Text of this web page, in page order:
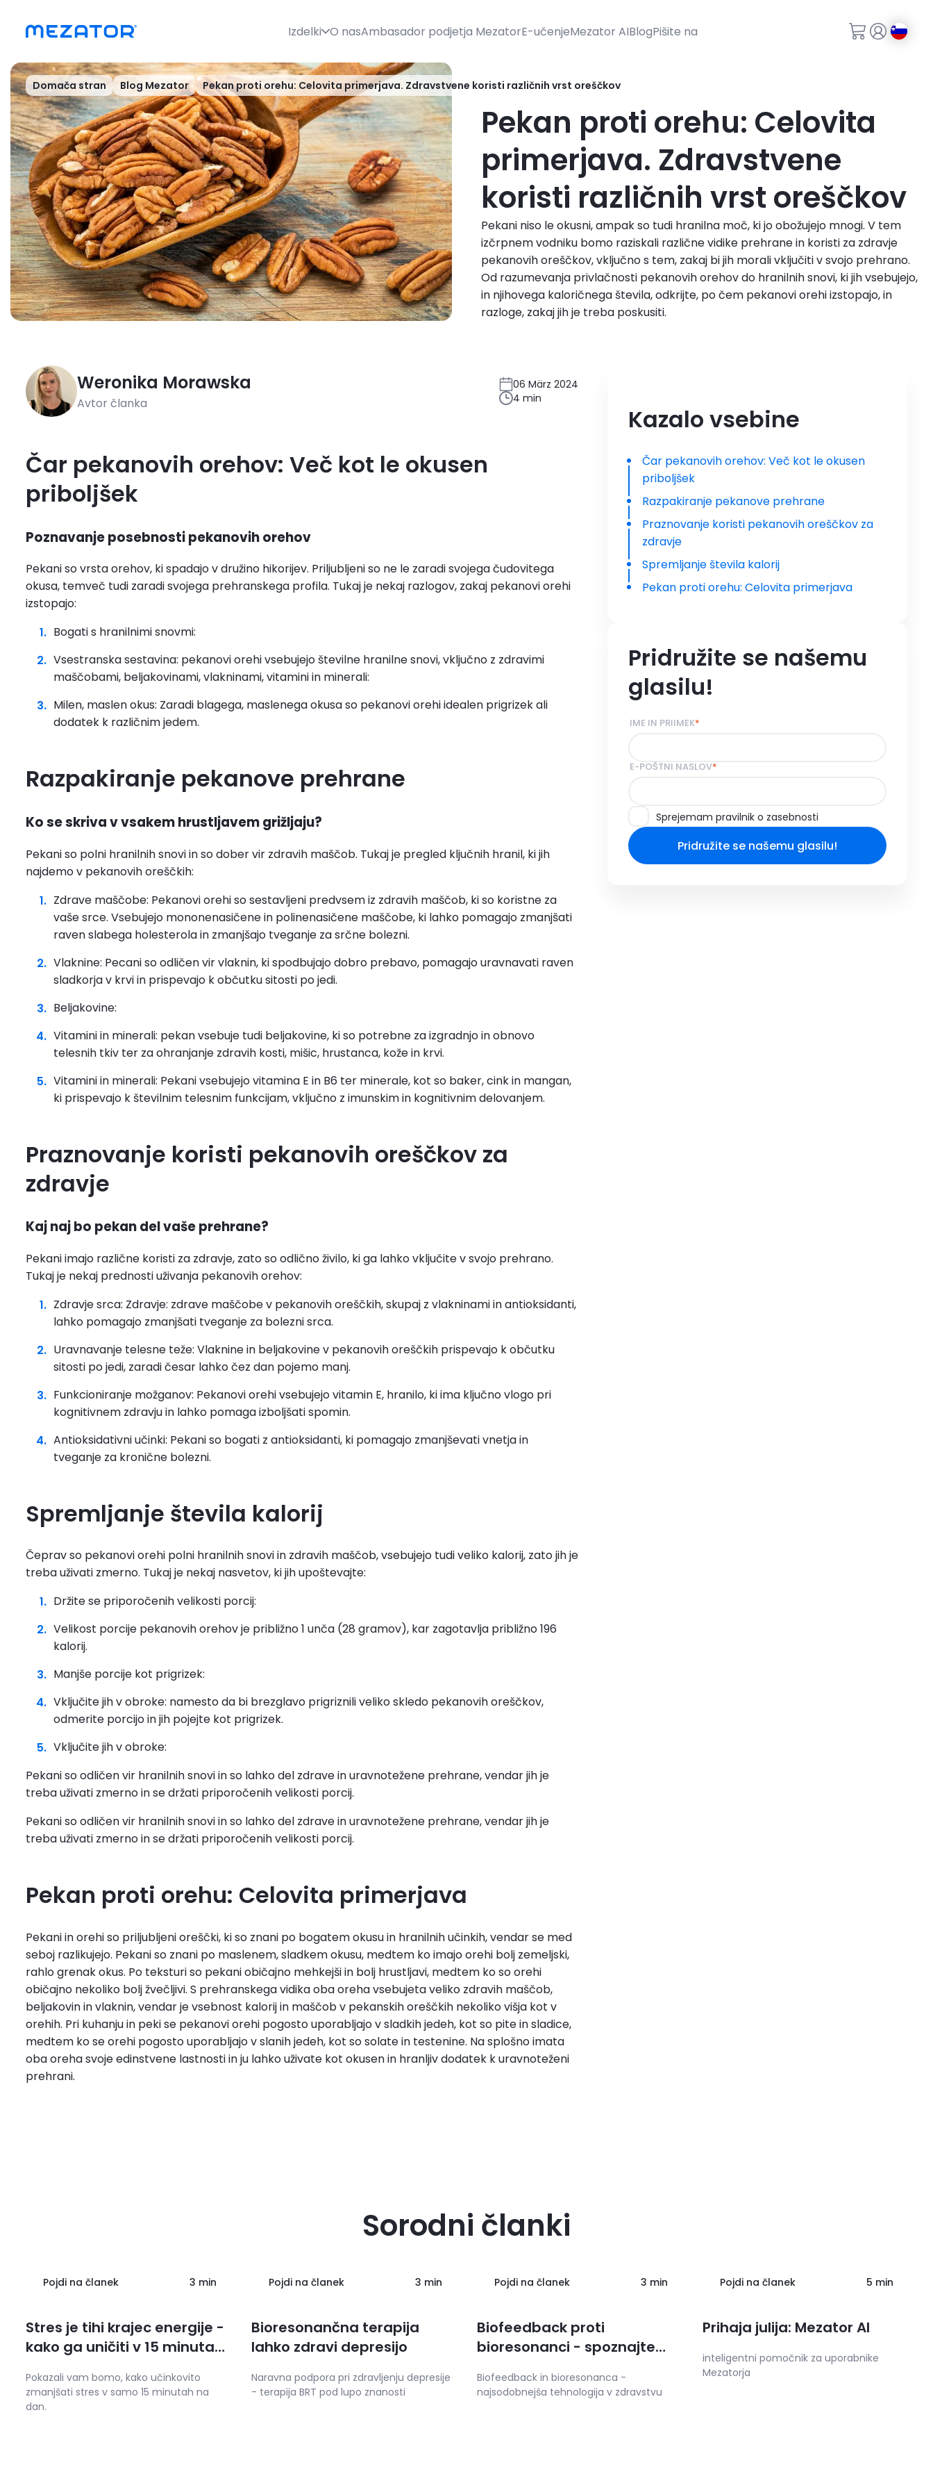
Izdelki O nasAmbasador podjetja MezatorE-učenjeMezator AIBlogPišite na
Domača stran Blog Mezator Pekan proti orehu: Celovita primerjava. Zdravstvene koristi različnih vrst oreščkov
Pekan proti orehu: Celovita
primerjava. Zdravstvene
koristi različnih vrst oreščkov
Pekani niso le okusni, ampak so tudi hranilna moč, ki jo obožujejo mnogi. V tem
izčrpnem vodniku bomo raziskali različne vidike prehrane in koristi za zdravje
pekanovih oreščkov, vključno s tem, zakaj bi jih morali vključiti v svojo prehrano.
Od razumevanja privlačnosti pekanovih orehov do hranilnih snovi, ki jih vsebujejo,
in njihovega kaloričnega števila, odkrijte, po čem pekanovi orehi izstopajo, in
razloge, zakaj jih je treba poskusiti.
Weronika Morawska
Avtor članka
06 März 2024
4 min
Čar pekanovih orehov: Več kot le okusen
priboljšek
Poznavanje posebnosti pekanovih orehov
Pekani so vrsta orehov, ki spadajo v družino hikorijev. Priljubljeni so ne le zaradi svojega čudovitega
okusa, temveč tudi zaradi svojega prehranskega profila. Tukaj je nekaj razlogov, zakaj pekanovi orehi
izstopajo:
Bogati s hranilnimi snovmi:
Vsestranska sestavina: pekanovi orehi vsebujejo številne hranilne snovi, vključno z zdravimi
maščobami, beljakovinami, vlakninami, vitamini in minerali:
Milen, maslen okus: Zaradi blagega, maslenega okusa so pekanovi orehi idealen prigrizek ali
dodatek k različnim jedem.
Razpakiranje pekanove prehrane
Ko se skriva v vsakem hrustljavem grižljaju?
Pekani so polni hranilnih snovi in so dober vir zdravih maščob. Tukaj je pregled ključnih hranil, ki jih
najdemo v pekanovih oreščkih:
Zdrave maščobe: Pekanovi orehi so sestavljeni predvsem iz zdravih maščob, ki so koristne za
vaše srce. Vsebujejo mononenasičene in polinenasičene maščobe, ki lahko pomagajo zmanjšati
raven slabega holesterola in zmanjšajo tveganje za srčne bolezni.
Vlaknine: Pecani so odličen vir vlaknin, ki spodbujajo dobro prebavo, pomagajo uravnavati raven
sladkorja v krvi in prispevajo k občutku sitosti po jedi.
Beljakovine:
Vitamini in minerali: pekan vsebuje tudi beljakovine, ki so potrebne za izgradnjo in obnovo
telesnih tkiv ter za ohranjanje zdravih kosti, mišic, hrustanca, kože in krvi.
Vitamini in minerali: Pekani vsebujejo vitamina E in B6 ter minerale, kot so baker, cink in mangan,
ki prispevajo k številnim telesnim funkcijam, vključno z imunskim in kognitivnim delovanjem.
Praznovanje koristi pekanovih oreščkov za
zdravje
Kaj naj bo pekan del vaše prehrane?
Pekani imajo različne koristi za zdravje, zato so odlično živilo, ki ga lahko vključite v svojo prehrano.
Tukaj je nekaj prednosti uživanja pekanovih orehov:
Zdravje srca: Zdravje: zdrave maščobe v pekanovih oreščkih, skupaj z vlakninami in antioksidanti,
lahko pomagajo zmanjšati tveganje za bolezni srca.
Uravnavanje telesne teže: Vlaknine in beljakovine v pekanovih oreščkih prispevajo k občutku
sitosti po jedi, zaradi česar lahko čez dan pojemo manj.
Funkcioniranje možganov: Pekanovi orehi vsebujejo vitamin E, hranilo, ki ima ključno vlogo pri
kognitivnem zdravju in lahko pomaga izboljšati spomin.
Antioksidativni učinki: Pekani so bogati z antioksidanti, ki pomagajo zmanjševati vnetja in
tveganje za kronične bolezni.
Spremljanje števila kalorij
Čeprav so pekanovi orehi polni hranilnih snovi in zdravih maščob, vsebujejo tudi veliko kalorij, zato jih je
treba uživati zmerno. Tukaj je nekaj nasvetov, ki jih upoštevajte:
Držite se priporočenih velikosti porcij:
Velikost porcije pekanovih orehov je približno 1 unča (28 gramov), kar zagotavlja približno 196
kalorij.
Manjše porcije kot prigrizek:
Vključite jih v obroke: namesto da bi brezglavo prigriznili veliko skledo pekanovih oreščkov,
odmerite porcijo in jih pojejte kot prigrizek.
Vključite jih v obroke:
Pekani so odličen vir hranilnih snovi in so lahko del zdrave in uravnotežene prehrane, vendar jih je
treba uživati zmerno in se držati priporočenih velikosti porcij.
Pekani so odličen vir hranilnih snovi in so lahko del zdrave in uravnotežene prehrane, vendar jih je
treba uživati zmerno in se držati priporočenih velikosti porcij.
Pekan proti orehu: Celovita primerjava
Pekani in orehi so priljubljeni oreščki, ki so znani po bogatem okusu in hranilnih učinkih, vendar se med
seboj razlikujejo. Pekani so znani po maslenem, sladkem okusu, medtem ko imajo orehi bolj zemeljski,
rahlo grenak okus. Po teksturi so pekani običajno mehkejši in bolj hrustljavi, medtem ko so orehi
običajno nekoliko bolj žvečljivi. S prehranskega vidika oba oreha vsebujeta veliko zdravih maščob,
beljakovin in vlaknin, vendar je vsebnost kalorij in maščob v pekanskih oreščkih nekoliko višja kot v
orehih. Pri kuhanju in peki se pekanovi orehi pogosto uporabljajo v sladkih jedeh, kot so pite in sladice,
medtem ko se orehi pogosto uporabljajo v slanih jedeh, kot so solate in testenine. Na splošno imata
oba oreha svoje edinstvene lastnosti in ju lahko uživate kot okusen in hranljiv dodatek k uravnoteženi
prehrani.
Kazalo vsebine
Čar pekanovih orehov: Več kot le okusen
priboljšek
Razpakiranje pekanove prehrane
Praznovanje koristi pekanovih oreščkov za
zdravje
Spremljanje števila kalorij
Pekan proti orehu: Celovita primerjava
Pridružite se našemu
glasilu!
IME IN PRIIMEK*
E-POŠTNI NASLOV*
Sprejemam pravilnik o zasebnosti
Pridružite se našemu glasilu!
Sorodni članki
Pojdi na članek 3 min
Stres je tihi krajec energije -
kako ga uničiti v 15 minutah
Pokazali vam bomo, kako učinkovito
zmanjšati stres v samo 15 minutah na
dan.
Pojdi na članek 3 min
Bioresonančna terapija
lahko zdravi depresijo
Naravna podpora pri zdravljenju depresije
- terapija BRT pod lupo znanosti
Pojdi na članek 3 min
Biofeedback proti
bioresonanci - spoznajte
Biofeedback in bioresonanca -
najsodobnejša tehnologija v zdravstvu
Pojdi na članek 5 min
Prihaja julija: Mezator AI
inteligentni pomočnik za uporabnike
Mezatorja